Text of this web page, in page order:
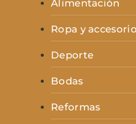
Alimentación
Ropa y
Deporte
Bodas
Reformas